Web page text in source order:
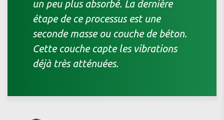
un peu plus absorbé. La dernière
étape de ce processus est une
seconde masse ou couche de béton.
Cette couche capte les vibrations
déjà très atténuées.